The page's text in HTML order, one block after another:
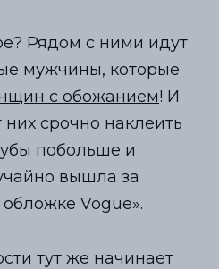
Рядом с ними идут
мужчины, которые
с обожанием! И
них срочно наклеить
побольше и
вышла за
Vogue».
тут же начинает